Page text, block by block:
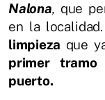
Nalona, que
en la
limpieza que
primer
puerto.